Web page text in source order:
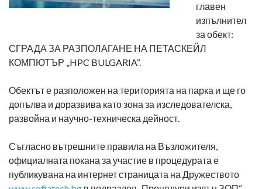
главен
изпълнител
за обект:
СГРАДА ЗА РАЗПОЛАГАНЕ НА ПЕТАСКЕЙЛ
КОМПЮТЪР „HPC BULGARIA“.
Обектът е разположен на територията на парка и ще го
допълва и доразвива като зона за изследователска,
развойна и научно-техническа дейност.
Съгласно вътрешните правила на Възложителя,
официалната покана за участие в процедурата е
публикувана на интернет страницата на Дружеството